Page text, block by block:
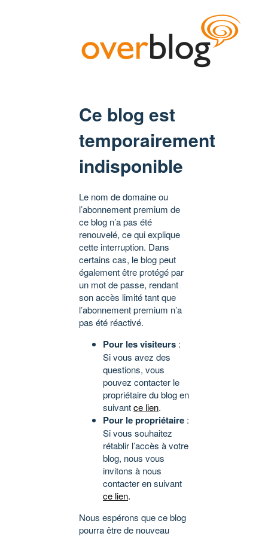
Ce blog est
temporairement
indisponible
Le nom de domaine ou
l’abonnement premium de
ce blog n’a pas été
renouvelé, ce qui explique
cette interruption. Dans
certains cas, le blog peut
également être protégé par
un mot de passe, rendant
son accès limité tant que
l’abonnement premium n’a
pas été réactivé.
Pour les visiteurs :
Si vous avez des
questions, vous
pouvez contacter le
propriétaire du blog en
suivantce lien.
Pour le propriétaire :
Si vous souhaitez
rétablir l’accès à votre
blog, nous vous
invitons à nous
contacter en suivant
ce lien.
Nous espérons que ce blog
pourra être de nouveau